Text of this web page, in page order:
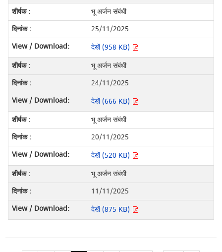
भू अर्जन संबंधी
25/11/2025
देखें (958 KB)
भू अर्जन संबंधी
24/11/2025
देखें (666 KB)
भू अर्जन संबंधी
20/11/2025
देखें (520 KB)
भू अर्जन संबंधी
11/11/2025
देखें (875 KB)